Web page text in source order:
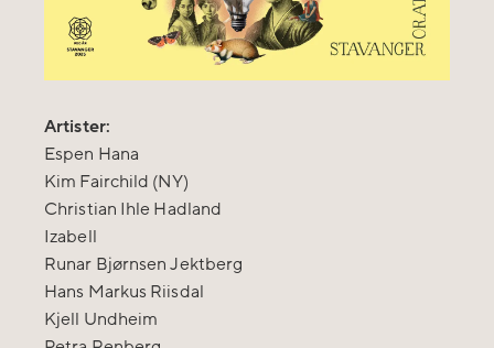
Artister:
Espen Hana
Kim Fairchild (NY)
Christian Ihle Hadland
Izabell
Runar Bjørnsen Jektberg
Hans Markus Riisdal
Kjell Undheim